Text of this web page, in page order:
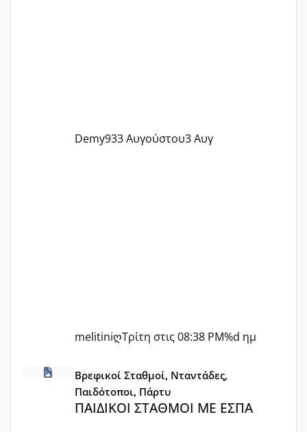
Demy933 Αυγούστου3 Αυγ
melitiniღΤρίτη στις 08:38 PM%d ημ
ΠΑΙΔΙΚΟΙ ΣΤΑΘΜΟΙ ΜΕ ΕΣΠΑ
Βρεφικοί Σταθμοί, Νταντάδες,
Παιδότοποι, Πάρτυ
ΠΑΙΔΙΚΟΙ ΣΤΑΘΜΟΙ ΜΕ ΕΣΠΑ